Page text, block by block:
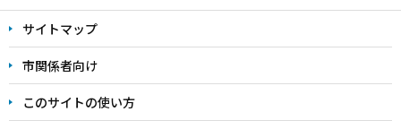
文
こ
こ
ま
で
サイトマップ
市関係者向け
このサイトの使い方